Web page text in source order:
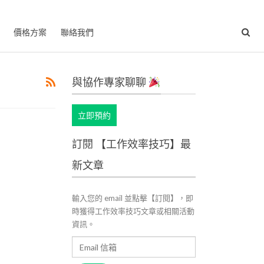
價格方案 聯絡我們
與協作專家聊聊
立即預約
訂閱 【工作效率技巧】最
新文章
輸入您的 email 並點擊【訂閱】，即
時獲得工作效率技巧文章或相關活動
資訊。
信